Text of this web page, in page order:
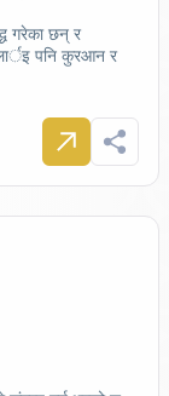
गरेका छन् र
पनि कुरआन र